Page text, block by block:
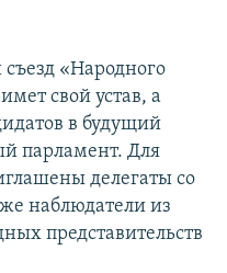
«Народного
свой устав, а
в будущий
парламент. Для
делегаты со
наблюдатели из
представительств